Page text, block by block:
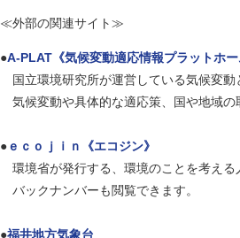
≪外部の関連サイト≫
●A-PLAT《気候変動適応情報プラットホー
国立環境研究所が運営している気候変動
気候変動や具体的な適応策、国や地域の
●ｅｃｏｊｉｎ《エコジン》
環境省が発行する、環境のことを考える
バックナンバーも閲覧できます。
●福井地方気象台